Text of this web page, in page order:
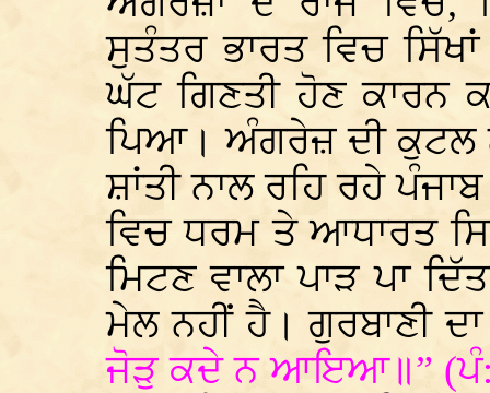
ਸੁਤੰਤਰ ਭਾਰਤ ਵਿਚ
ਘੱਟ ਗਿਣਤੀ ਹੋਣ ਕਾਰਨ
ਪਿਆ। ਅੰਗਰੇਜ਼ ਦੀ ਕੁਟਲ
ਸ਼ਾਂਤੀ ਨਾਲ ਰਹਿ ਰਹੇ
ਵਿਚ ਧਰਮ ਤੇ ਆਧਾਰਤ
ਮਿਟਣ ਵਾਲਾ ਪਾੜ ਪਾ
ਮੇਲ ਨਹੀਂ ਹੈ। ਗੁਰਬਾਣੀ
ਜੋੜੁ ਕਦੇ ਨ ਆਇਆ॥” (ਪੰ: